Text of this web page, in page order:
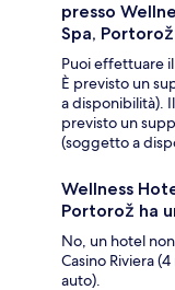
presso
Spa,
Puoi effettuare
È previsto un
a disponibilità).
previsto un
(soggetto a
Wellness
Portorož ha
No, un hotel
Casino Riviera
auto).